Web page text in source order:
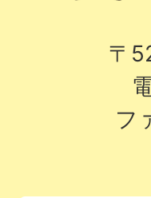
〒
フ